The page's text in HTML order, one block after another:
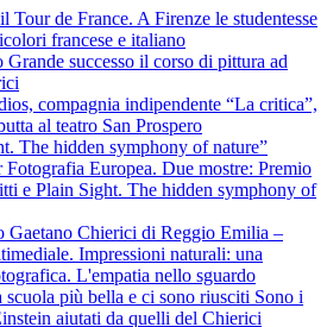
Tour de France. A Firenze le studentesse
francese e italiano
Grande successo il corso di pittura ad
compagnia indipendente “La critica”,
al teatro San Prospero
The hidden symphony of nature”
Europea. Due mostre: Premio
e Plain Sight. The hidden symphony of
Gaetano Chierici di Reggio Emilia –
Impressioni naturali: una
L'empatia nello sguardo
scuola più bella e ci sono riusciti Sono i
aiutati da quelli del Chierici